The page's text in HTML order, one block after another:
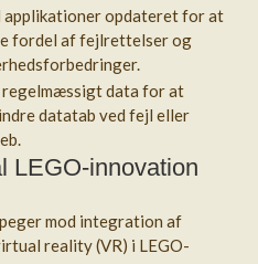
applikationer opdateret for at
fordel af fejlrettelser og
regelmæssigt data for at
datatab ved fejl eller
LEGO-innovation
mod integration af
reality (VR) i LEGO-